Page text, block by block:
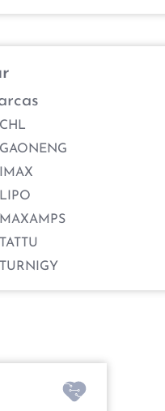
CHL
GAONENG
IMAX
LIPO
MAXAMPS
TATTU
TURNIGY